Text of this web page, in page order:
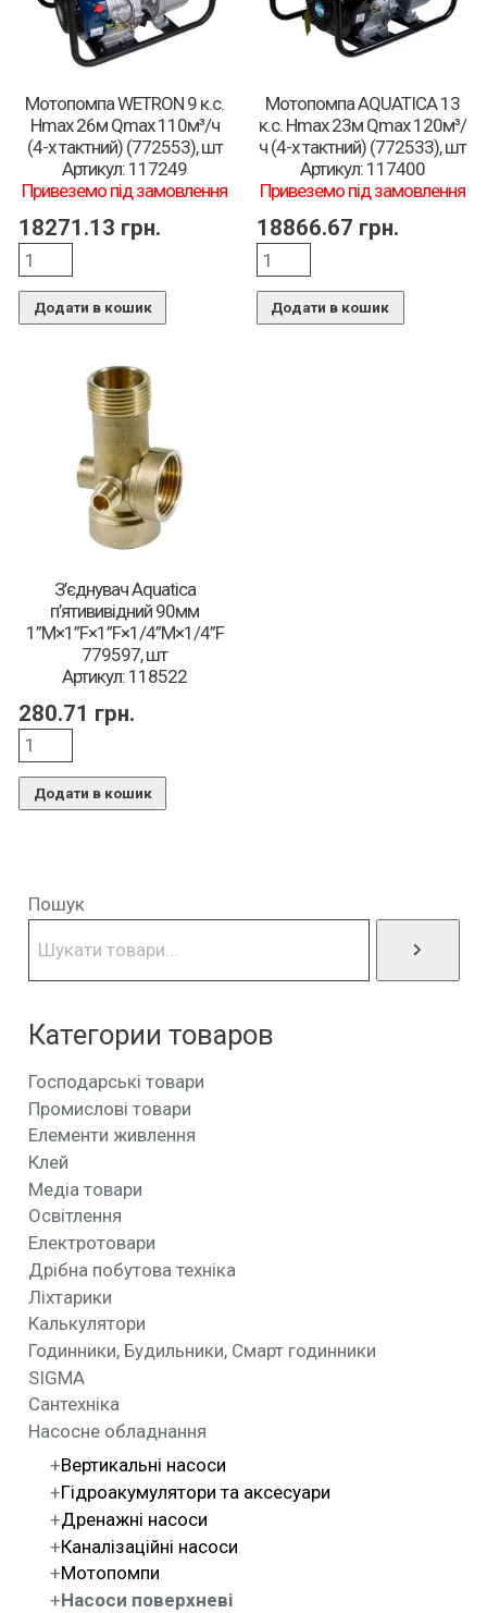
Мотопомпа WETRON 9 к.с.
Hmax 26м Qmax 110м³/ч
(4-х тактний) (772553), шт
Артикул: 117249
Привеземо під замовлення
18271.13 грн.
Додати в кошик
Мотопомпа AQUATICA 13
к.с. Hmax 23м Qmax 120м³/
ч (4-х тактний) (772533), шт
Артикул: 117400
Привеземо під замовлення
18866.67 грн.
Додати в кошик
З’єднувач Aquatica
п’ятививідний 90мм
1”М×1”F×1”F×1/4”M×1/4”F
779597, шт
Артикул: 118522
280.71 грн.
Додати в кошик
Пошук
Категории товаров
Господарські товари
Промислові товари
Елементи живлення
Клей
Медіа товари
Освітлення
Електротовари
Дрібна побутова техніка
Ліхтарики
Калькулятори
Годинники, Будильники, Смарт годинники
SIGMA
Сантехніка
Насосне обладнання
Вертикальні насоси
Гідроакумулятори та аксесуари
Дренажні насоси
Каналізаційні насоси
Мотопомпи
Насоси поверхневі